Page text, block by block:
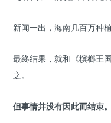
新闻一出，海南几百万种
最终结果，就和《槟榔王
之。
但事情并没有因此而结束。